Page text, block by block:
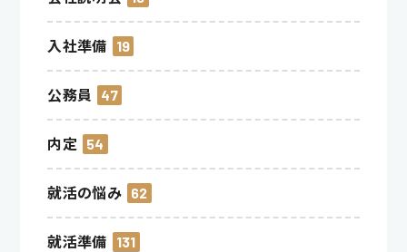
入社準備 19
公務員 47
内定 54
就活の悩み 62
就活準備 131